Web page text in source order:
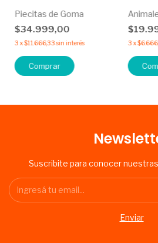
Piecitas de Goma
$34.999,00
3 x$11.666,33 sin interés
Comprar
3 x
Suscribite para conocer